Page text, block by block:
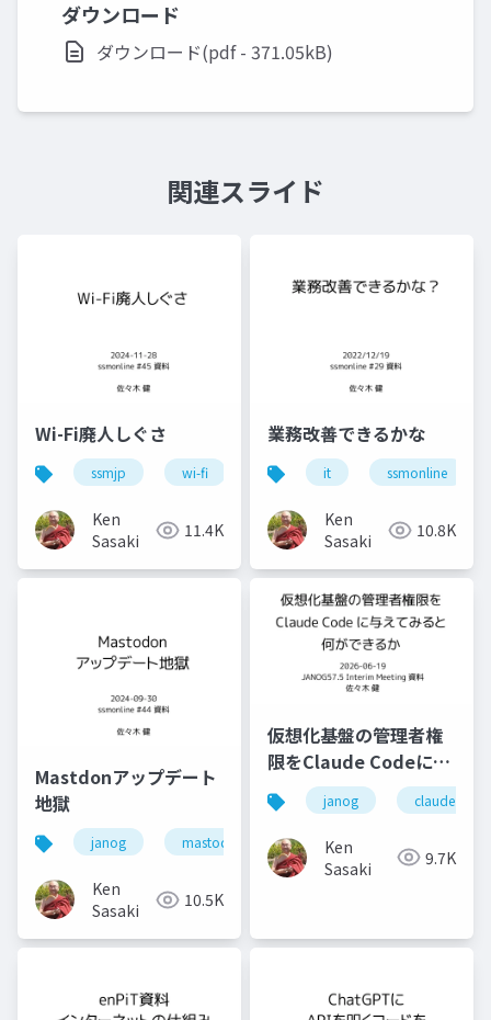
ダウンロード
ダウンロード(pdf - 371.05kB)
関連スライド
Wi-Fi廃人しぐさ
ssmjp wi-fi conbu bakuchiku
Ken
Sasaki
11.4K
業務改善できるかな
it ssmonline
Ken
Sasaki
10.8K
Mastdonアップデート
地獄
janog mastodon chatgpt
Ken
Sasaki
10.5K
仮想化基盤の管理者権
限をClaude Codeに与
えてみると何ができる
か
janog claude code
Ken
Sasaki
9.7K